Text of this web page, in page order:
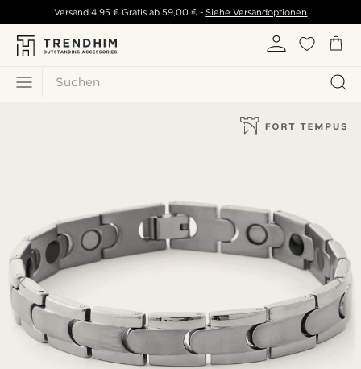
Suchen
Versand 4,95 € Gratis ab 59,00 € - Siehe Versandoptionen